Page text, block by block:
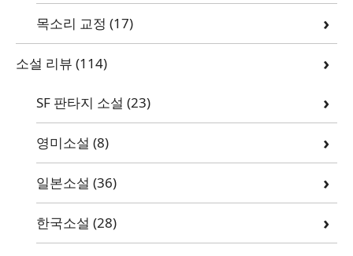
목소리 교정 (17)
소설 리뷰 (114)
SF 판타지 소설 (23)
영미소설 (8)
일본소설 (36)
한국소설 (28)